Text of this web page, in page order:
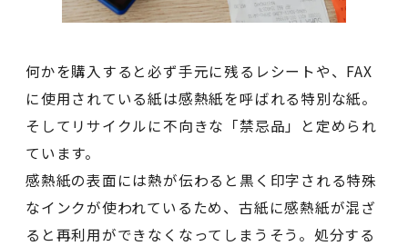
何かを購入すると必ず手元に残るレシートや、FAX
に使用されている紙は感熱紙を呼ばれる特別な紙。
そしてリサイクルに不向きな「禁忌品」と定められ
ています。
感熱紙の表面には熱が伝わると黒く印字される特殊
なインクが使われているため、古紙に感熱紙が混ざ
ると再利用ができなくなってしまうそう。処分する